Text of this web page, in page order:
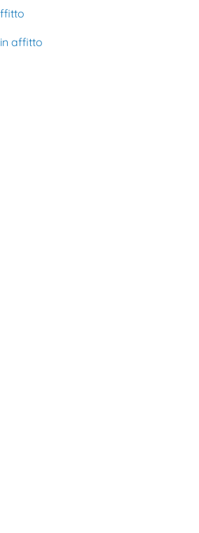
affitto